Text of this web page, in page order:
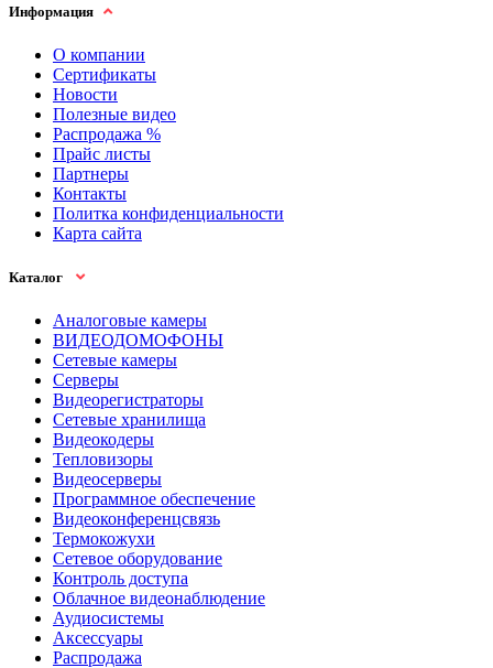
Информация
О компании
Сертификаты
Новости
Полезные видео
Распродажа %
Прайс листы
Партнеры
Контакты
Политка конфиденциальности
Карта сайта
Каталог
Аналоговые камеры
ВИДЕОДОМОФОНЫ
Сетевые камеры
Серверы
Видеорегистраторы
Сетевые хранилища
Видеокодеры
Тепловизоры
Видеосерверы
Программное обеспечение
Видеоконференцсвязь
Термокожухи
Сетевое оборудование
Контроль доступа
Облачное видеонаблюдение
Аудиосистемы
Аксессуары
Распродажа